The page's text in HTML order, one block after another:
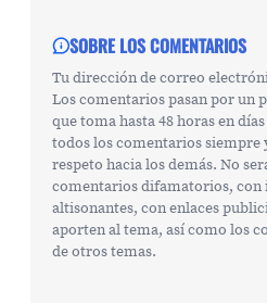
SOBRE LOS COMENTARIOS
Tu dirección de correo
Los comentarios pasan por un
que toma hasta 48 horas en
todos los comentarios siempre
respeto hacia los demás. No
comentarios difamatorios, con
altisonantes, con enlaces
aporten al tema, así como los
de otros temas.